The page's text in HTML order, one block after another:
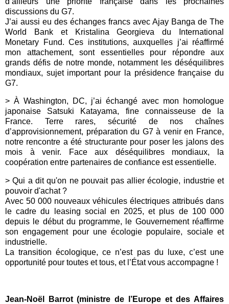
discussions du G7.
J’ai aussi eu des échanges francs avec Ajay Banga de The
World Bank et Kristalina Georgieva du International
Monetary Fund. Ces institutions, auxquelles j’ai réaffirmé
mon attachement, sont essentielles pour répondre aux
grands défis de notre monde, notamment les déséquilibres
mondiaux, sujet important pour la présidence française du
G7.
> À Washington, DC, j’ai échangé avec mon homologue
japonaise Satsuki Katayama, fine connaisseuse de la
France. Terre rares, sécurité de nos chaînes
d’approvisionnement, préparation du G7 à venir en France,
notre rencontre a été structurante pour poser les jalons des
mois à venir. Face aux déséquilibres mondiaux, la
coopération entre partenaires de confiance est essentielle.
> Qui a dit qu'on ne pouvait pas allier écologie, industrie et
pouvoir d'achat ?
Avec 50 000 nouveaux véhicules électriques attribués dans
le cadre du leasing social en 2025, et plus de 100 000
depuis le début du programme, le Gouvernement réaffirme
son engagement pour une écologie populaire, sociale et
industrielle.
La transition écologique, ce n’est pas du luxe, c’est une
opportunité pour toutes et tous, et l’État vous accompagne !
Jean-Noël Barrot (ministre de l’Europe et des Affaires